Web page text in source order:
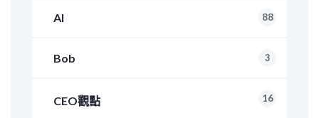
AI 88
Bob 3
CEO觀點 16